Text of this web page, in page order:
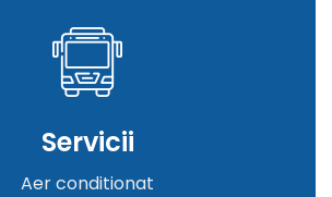
Servicii
Aer conditionat